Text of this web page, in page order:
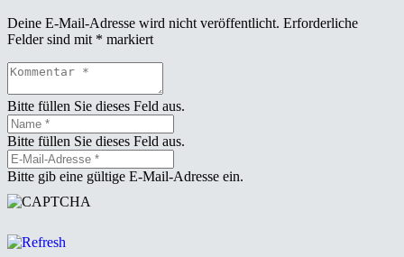
Deine E-Mail-Adresse wird nicht veröffentlicht. Erforderliche
Felder sind mit * markiert
Bitte füllen Sie dieses Feld aus.
Bitte füllen Sie dieses Feld aus.
Bitte gib eine gültige E-Mail-Adresse ein.